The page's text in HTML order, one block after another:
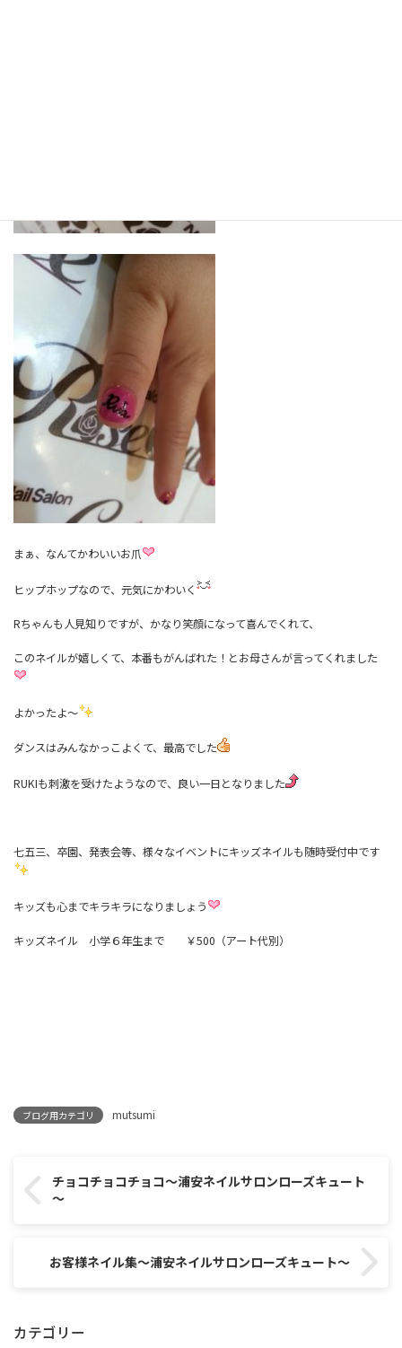
まぁ、なんてかわいいお爪
ヒップホップなので、元気にかわいく
Rちゃんも人見知りですが、かなり笑顔になって喜んでくれて、
このネイルが嬉しくて、本番もがんばれた！とお母さんが言ってくれました
よかったよ～
ダンスはみんなかっこよくて、最高でした
RUKIも刺激を受けたようなので、良い一日となりました
七五三、卒園、発表会等、様々なイベントにキッズネイルも随時受付中です
キッズも心までキラキラになりましょう
キッズネイル 小学６年生まで ￥500（アート代別）
ブログ用カテゴリ mutsumi
チョコチョコチョコ～浦安ネイルサロンローズキュート
～
お客様ネイル集～浦安ネイルサロンローズキュート～
カテゴリー